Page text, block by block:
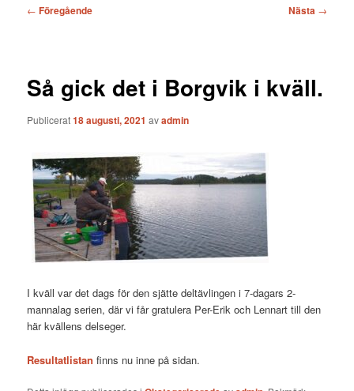
Inläggsnavigering
← Föregående Nästa →
Så gick det i Borgvik i kväll.
Publicerat18 augusti, 2021 avadmin
I kväll var det dags för den sjätte deltävlingen i 7-dagars 2-
mannalag serien, där vi får gratulera Per-Erik och Lennart till den
här kvällens delseger.
Resultatlistan finns nu inne på sidan.